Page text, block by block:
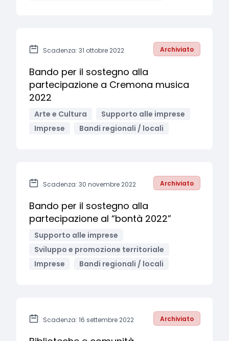
Scadenza: 31 ottobre 2022 Archiviato
Bando per il sostegno alla
partecipazione a Cremona musica
2022
Arte e Cultura
Supporto alle imprese
Imprese
Bandi regionali / locali
Scadenza: 30 novembre 2022 Archiviato
Bando per il sostegno alla
partecipazione al “bontà 2022”
Supporto alle imprese
Sviluppo e promozione territoriale
Imprese
Bandi regionali / locali
Scadenza: 16 settembre 2022 Archiviato